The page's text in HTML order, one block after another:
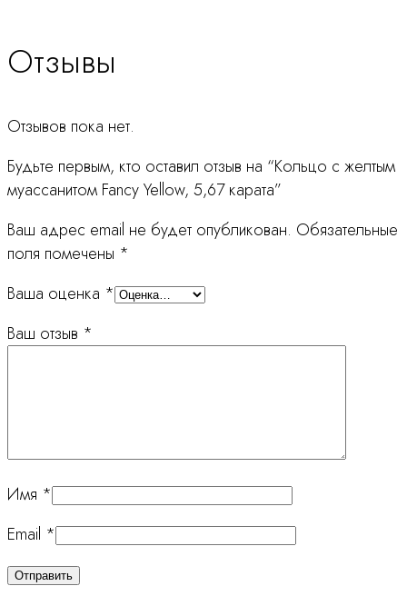
Отзывы
Отзывов пока нет.
Будьте первым, кто оставил отзыв на “Кольцо с желтым
муассанитом Fancy Yellow, 5,67 карата”
Ваш адрес email не будет опубликован. Обязательные
поля помечены *
Ваша оценка *
Ваш отзыв *
Имя *
Email *